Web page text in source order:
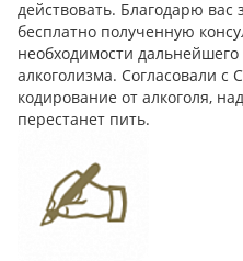
действовать. Благодарю вас
бесплатно полученную
необходимости
алкоголизма. Согласовали с
кодирование от алкоголя,
перестанет пить.